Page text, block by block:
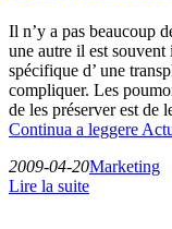
Il n’y a pas beaucoup
une autre il est
spécifique d’ une
compliquer. Les
de les préserver est de
Continua a leggere
2009-04-20Marketing
Lire la suite